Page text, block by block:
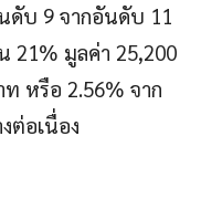
ดับ 9 จากอันดับ 11
21% มูลค่า 25,200
หรือ 2.56% จาก
ต่อเนื่อง